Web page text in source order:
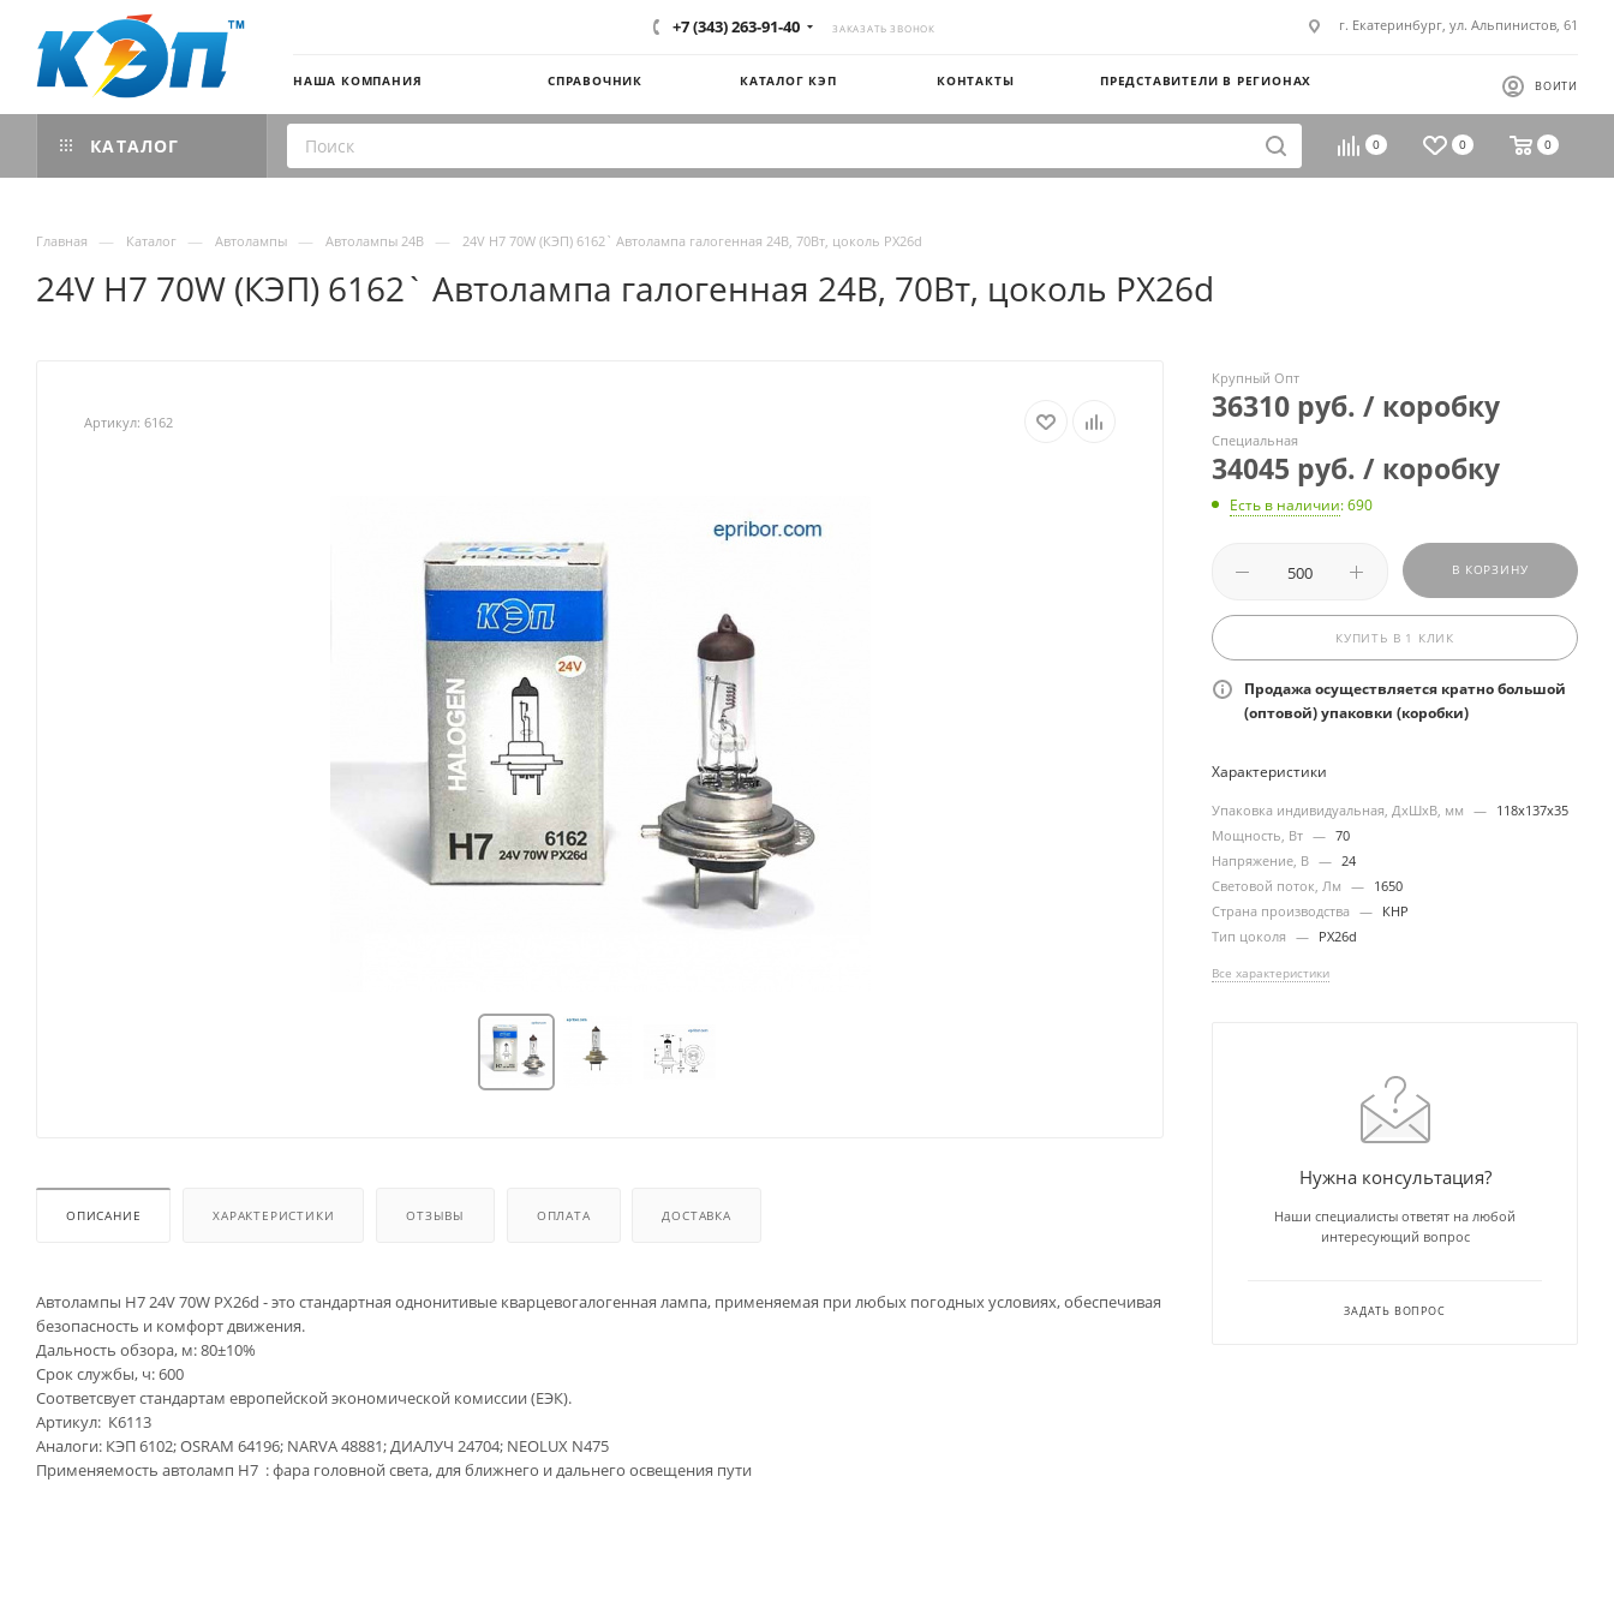
+7 (343) 263-91-40 ЗАКАЗАТЬ ЗВОНОК г. Екатеринбург, ул. Альпинистов, 61
НАША КОМПАНИЯ СПРАВОЧНИК КАТАЛОГ КЭП КОНТАКТЫ ПРЕДСТАВИТЕЛИ В РЕГИОНАХ ВОЙТИ
КАТАЛОГ 0 0 0
Главная — Каталог — Автолампы — Автолампы 24В — 24V H7 70W (КЭП) 6162` Автолампа галогенная 24В, 70Вт, цоколь PX26d
24V H7 70W (КЭП) 6162` Автолампа галогенная 24В, 70Вт, цоколь PX26d
Артикул: 6162
ОПИСАНИЕ ХАРАКТЕРИСТИКИ ОТЗЫВЫ ОПЛАТА ДОСТАВКА
Автолампы H7 24V 70W PX26d - это стандартная однонитивые кварцевогалогенная лампа, применяемая при любых погодных условиях, обеспечивая
безопасность и комфорт движения.
Дальность обзора, м: 80±10%
Срок службы, ч: 600
Соответсвует стандартам европейской экономической комиссии (ЕЭК).
Артикул: К6113
Аналоги: КЭП 6102; OSRAM 64196; NARVA 48881; ДИАЛУЧ 24704; NEOLUX N475
Применяемость автоламп Н7 : фара головной света, для ближнего и дальнего освещения пути
Крупный Опт
36310 руб. / коробку
Специальная
34045 руб. / коробку
Есть в наличии: 690
В КОРЗИНУ
КУПИТЬ В 1 КЛИК
Продажа осуществляется кратно большой
(оптовой) упаковки (коробки)
Характеристики
Упаковка индивидуальная, ДхШхВ, мм — 118х137х35
Мощность, Вт — 70
Напряжение, В — 24
Световой поток, Лм — 1650
Страна производства — КНР
Тип цоколя — PX26d
Все характеристики
Нужна консультация?
Наши специалисты ответят на любой
интересующий вопрос
ЗАДАТЬ ВОПРОС